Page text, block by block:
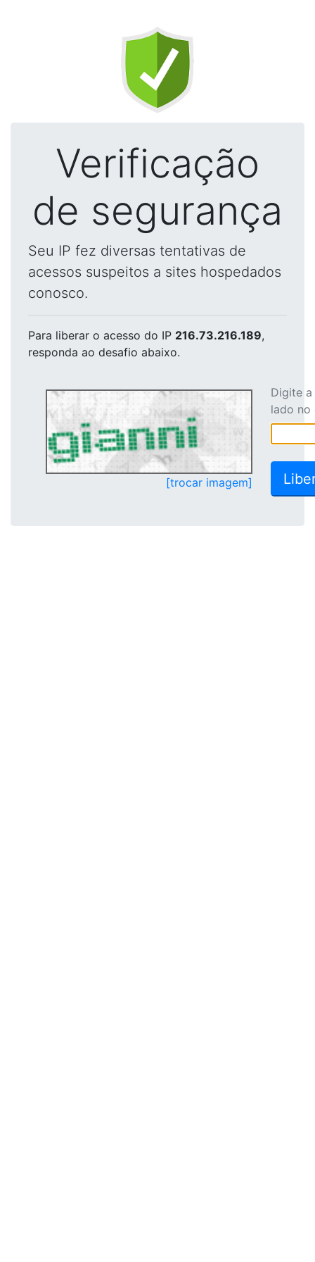
Verificação
de segurança
Seu IP fez diversas tentativas de
acessos suspeitos a sites hospedados
conosco.
Para liberar o acesso do IP 216.73.216.189,
responda ao desafio abaixo.
[trocar imagem]
Digite
lado no